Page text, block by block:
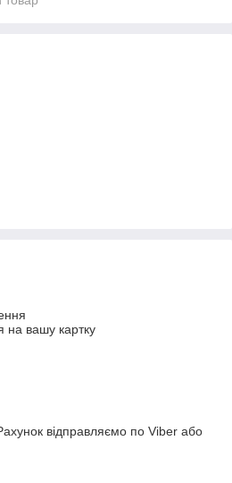
на вашу картку
відправляємо по Viber або